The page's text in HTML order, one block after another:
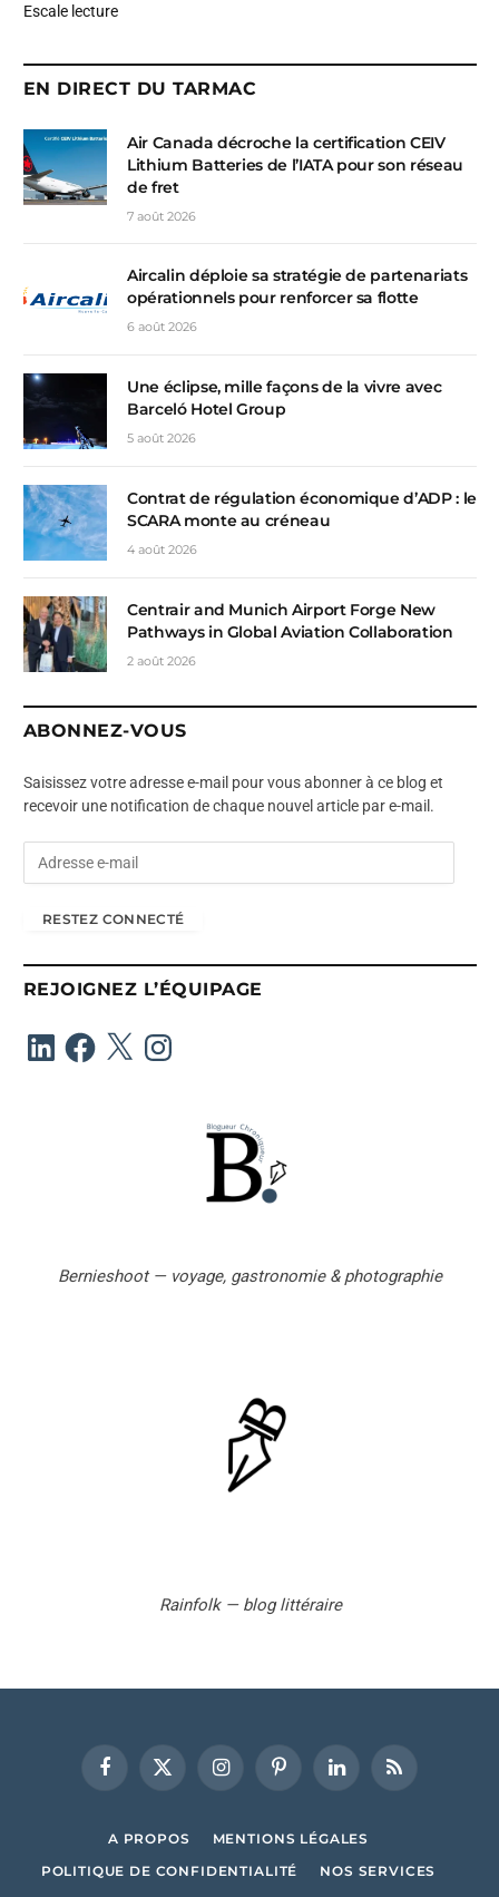
Escale lecture
EN DIRECT DU TARMAC
Air Canada décroche la certification CEIV
Lithium Batteries de l’IATA pour son réseau
de fret
7 août 2026
Aircalin déploie sa stratégie de partenariats
opérationnels pour renforcer sa flotte
6 août 2026
Une éclipse, mille façons de la vivre avec
Barceló Hotel Group
5 août 2026
Contrat de régulation économique d’ADP : le
SCARA monte au créneau
4 août 2026
Centrair and Munich Airport Forge New
Pathways in Global Aviation Collaboration
2 août 2026
ABONNEZ-VOUS
Saisissez votre adresse e-mail pour vous abonner à ce blog et
recevoir une notification de chaque nouvel article par e-mail.
s
e
m
RESTEZ CONNECTÉ
REJOIGNEZ L’ÉQUIPAGE
LinkedInFacebook
X Instagram
Bernieshoot — voyage, gastronomie & photographie
Rainfolk — blog littéraire
FacebookX
InstagramPinterestLinkedIn RSS
A PROPOS
MENTIONS LÉGALES
POLITIQUE DE CONFIDENTIALITÉ
NOS SERVICES